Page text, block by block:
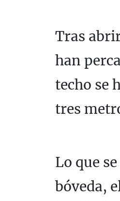
Tras
han
techo se
tres
Lo que
bóveda,